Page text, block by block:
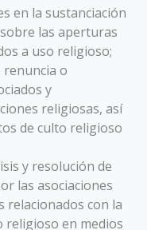
en la sustanciación
las aperturas
a uso religioso;
o
y
religiosas, así
de culto religioso
y resolución de
las asociaciones
relacionados con la
religioso en medios